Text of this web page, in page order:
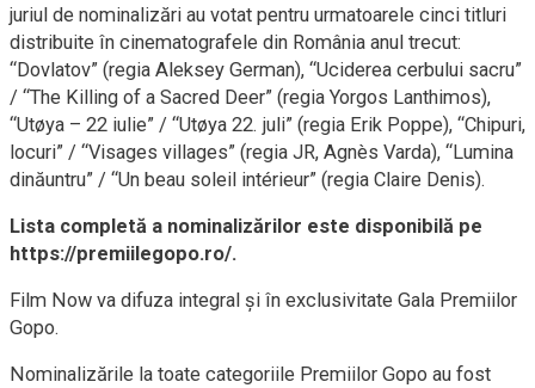
juriul de nominalizări au votat pentru urmatoarele cinci titluri
distribuite în cinematografele din România anul trecut:
“Dovlatov” (regia Aleksey German), “Uciderea cerbului sacru”
/ “The Killing of a Sacred Deer” (regia Yorgos Lanthimos),
“Utøya – 22 iulie” / “Utøya 22. juli” (regia Erik Poppe), “Chipuri,
locuri” / “Visages villages” (regia JR, Agnès Varda), “Lumina
dinăuntru” / “Un beau soleil intérieur” (regia Claire Denis).
Lista completă a nominalizărilor este disponibilă pe
https://premiilegopo.ro/.
Film Now va difuza integral şi în exclusivitate Gala Premiilor
Gopo.
Nominalizările la toate categoriile Premiilor Gopo au fost